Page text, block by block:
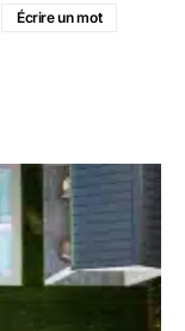
Écrire un mot